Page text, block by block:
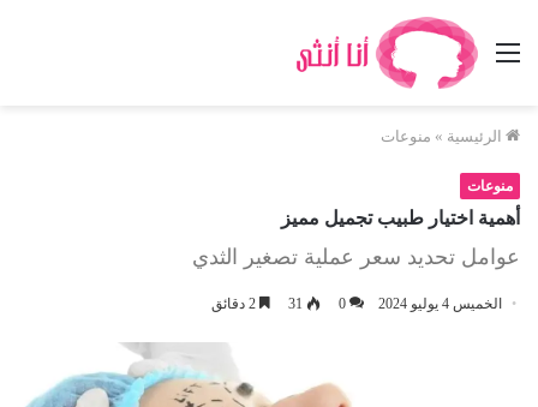
القائمة
الرئيسية » منوعات
منوعات
أهمية اختيار طبيب تجميل مميز
عوامل تحديد سعر عملية تصغير الثدي
الخميس 4 يوليو 2024 0
31